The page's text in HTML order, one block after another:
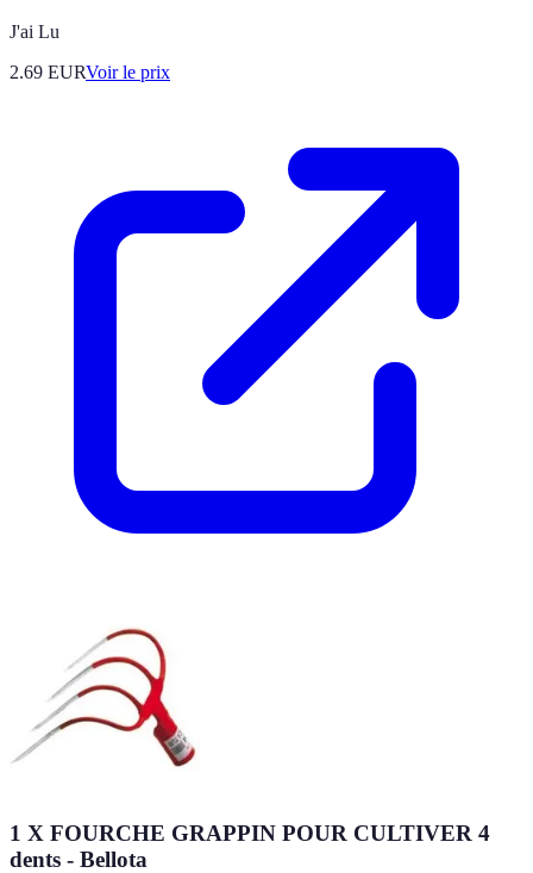
J'ai Lu
2.69 EURVoir le prix
1 X FOURCHE GRAPPIN POUR CULTIVER 4
dents - Bellota